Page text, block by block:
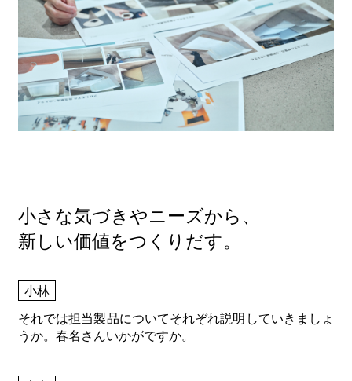
小さな気づきやニーズから、
新しい価値をつくりだす。
小林
それでは担当製品についてそれぞれ説明していきましょ
うか。春名さんいかがですか。